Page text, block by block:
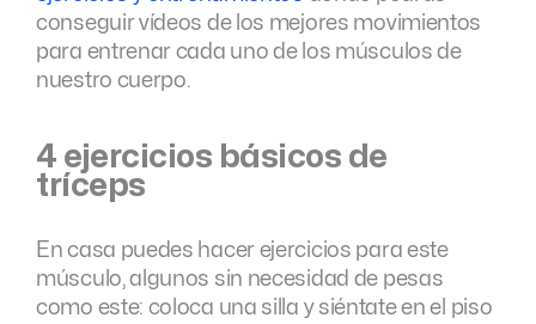
conseguir vídeos de los mejores movimientos
para entrenar cada uno de los músculos de
nuestro cuerpo.
4 ejercicios básicos de
tríceps
En casa puedes hacer ejercicios para este
músculo, algunos sin necesidad de pesas
como este: coloca una silla y siéntate en el piso